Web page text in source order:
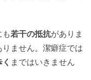
若干の抵抗がありま
ません。潔癖症では
まではいきません